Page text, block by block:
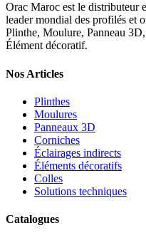
Orac Maroc est le distributeur
leader mondial des profilés et
Plinthe, Moulure, Panneau
Élément décoratif.
Nos Articles
Plinthes
Moulures
Panneaux 3D
Corniches
Éclairages indirects
Éléments décoratifs
Colles
Solutions techniques
Catalogues